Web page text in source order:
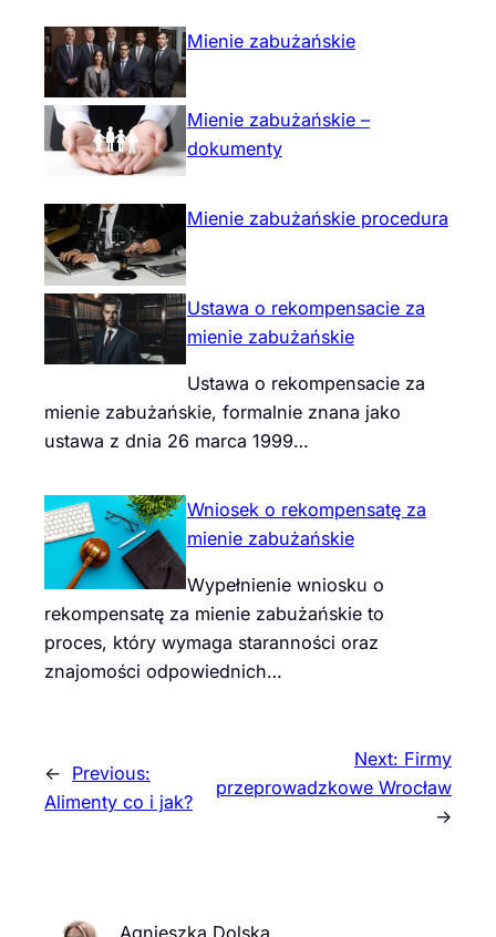
Mienie zabużańskie
Mienie zabużańskie –
dokumenty
Mienie zabużańskie procedura
Ustawa o rekompensacie za
mienie zabużańskie
Ustawa o rekompensacie za
mienie zabużańskie, formalnie znana jako
ustawa z dnia 26 marca 1999…
Wniosek o rekompensatę za
mienie zabużańskie
Wypełnienie wniosku o
rekompensatę za mienie zabużańskie to
proces, który wymaga staranności oraz
znajomości odpowiednich…
← Previous:
Alimenty co i jak?
Next: Firmy
przeprowadzkowe Wrocław
→